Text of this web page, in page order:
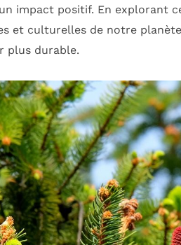
impact positif. En explorant
et culturelles de notre
plus durable.